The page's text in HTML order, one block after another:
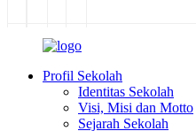
Profil Sekolah
Identitas Sekolah
Visi, Misi dan Motto
Sejarah Sekolah